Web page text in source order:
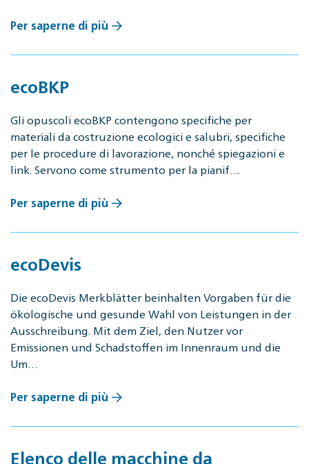
Per saperne di più
ecoBKP
Gli opuscoli ecoBKP contengono specifiche per
materiali da costruzione ecologici e salubri, specifiche
per le procedure di lavorazione, nonché spiegazioni e
link. Servono come strumento per la pianif…
Per saperne di più
ecoDevis
Die ecoDevis Merkblätter beinhalten Vorgaben für die
ökologische und gesunde Wahl von Leistungen in der
Ausschreibung. Mit dem Ziel, den Nutzer vor
Emissionen und Schadstoffen im Innenraum und die
Um…
Per saperne di più
Elenco delle macchine da